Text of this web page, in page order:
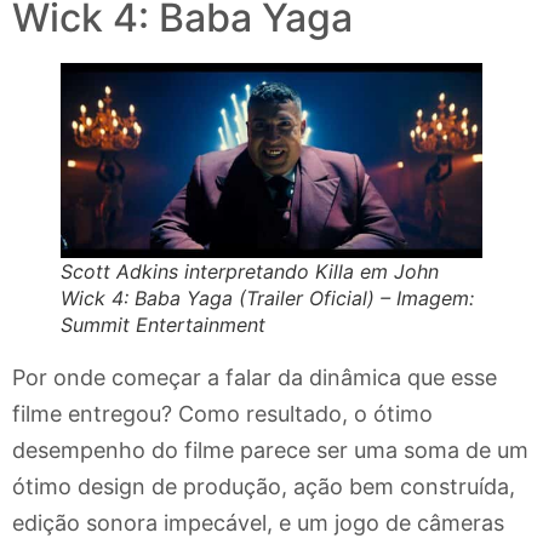
Wick 4: Baba Yaga
Scott Adkins interpretando Killa em John
Wick 4: Baba Yaga (Trailer Oficial) – Imagem:
Summit Entertainment
Por onde começar a falar da dinâmica que esse
filme entregou? Como resultado, o ótimo
desempenho do filme parece ser uma soma de um
ótimo design de produção, ação bem construída,
edição sonora impecável, e um jogo de câmeras